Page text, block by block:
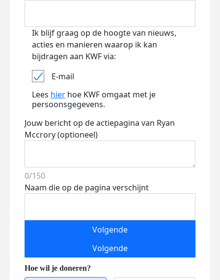
Ik blijf graag op de hoogte van nieuws,
acties en manieren waarop ik kan
bijdragen aan KWF via:
E-mail
Lees hier hoe KWF omgaat met je
persoonsgegevens.
Jouw bericht op de actiepagina van Ryan
Mccrory (optioneel)
0/150
Naam die op de pagina verschijnt
Volgende
Volgende